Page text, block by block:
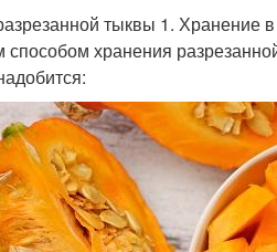
тыквы 1. Хранение
хранения